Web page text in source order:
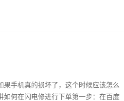
手机真的损坏了，这个时候应该怎么
如何在闪电修进行下单第一步：在百度